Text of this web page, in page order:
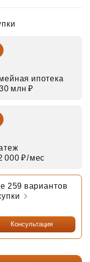
ипотека
млн ₽
000 ₽⁠/⁠мес
259 вариантов
Консультация